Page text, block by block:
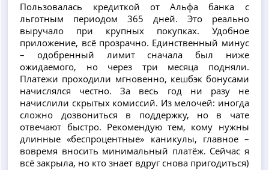
Пользовалась кредиткой от Альфа банка с
льготным периодом 365 дней. Это реально
выручало при крупных покупках. Удобное
приложение, всё прозрачно. Единственный минус
– одобренный лимит сначала был ниже
ожидаемого, но через три месяца подняли.
Платежи проходили мгновенно, кешбэк бонусами
начислялся честно. За весь год ни разу не
начислили скрытых комиссий. Из мелочей: иногда
сложно дозвониться в поддержку, но в чате
отвечают быстро. Рекомендую тем, кому нужны
длинные «беспроцентные» каникулы, главное –
вовремя вносить минимальный платёж. Сейчас я
всё закрыла, но кто знает вдруг снова пригодиться)